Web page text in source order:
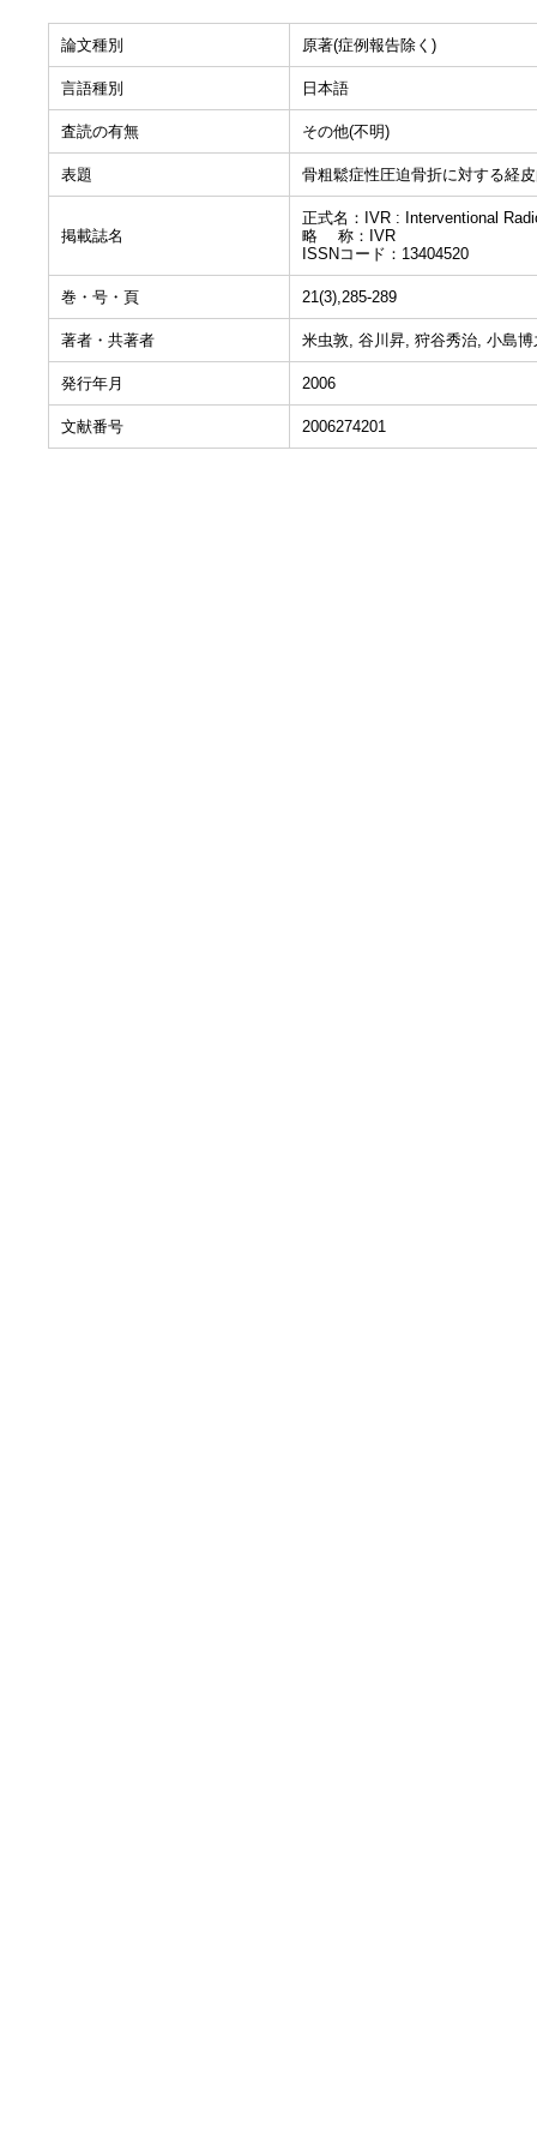
論文種別 原著(症例報告除く)
言語種別 日本語
査読の有無 その他(不明)
表題 骨粗鬆症性圧迫骨折に対する経
掲載誌名
正式名：IVR : Interventional
略 称：IVR
ISSNコード：13404520
巻・号・頁 21(3),285-289
著者・共著者 米虫敦, 谷川昇, 狩谷秀治, 小島
発行年月 2006
文献番号 2006274201